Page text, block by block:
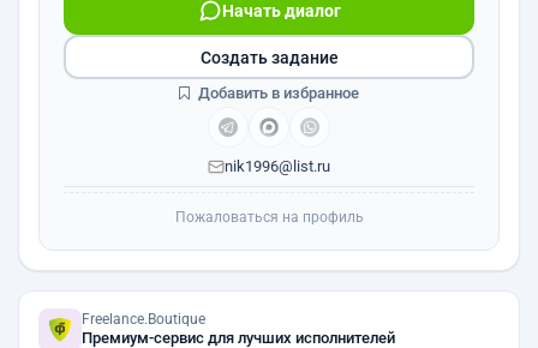
Начать диалог
nik1996@list.ru
Создать задание
Добавить в избранное
Пожаловаться на профиль
Freelance.Boutique
Премиум-сервис для лучших исполнителей